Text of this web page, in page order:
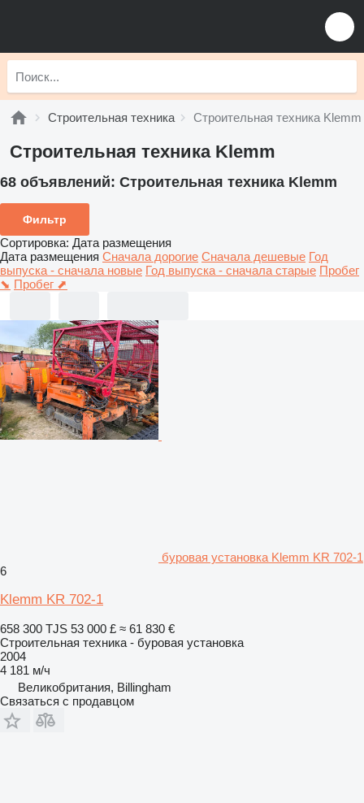
Строительная техника Строительная техника Klemm
Строительная техника Klemm
68 объявлений: Строительная техника Klemm
Фильтр
Сортировка: Дата размещения
Дата размещения Сначала дорогие Сначала дешевые Год
выпуска - сначала новые Год выпуска - сначала старые Пробег
⬊ Пробег ⬈
буровая установка Klemm KR 702-1
6
Klemm KR 702-1
658 300 TJS 53 000 £ ≈ 61 830 €
Строительная техника - буровая установка
2004
4 181 м/ч
Великобритания, Billingham
Связаться с продавцом